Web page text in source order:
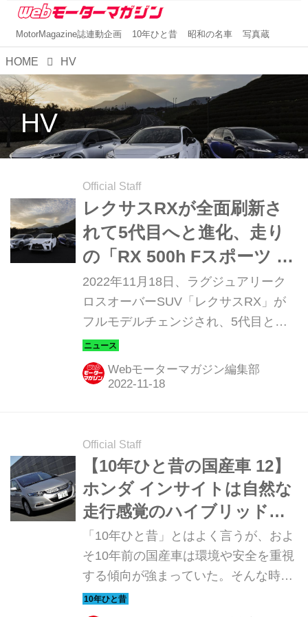
MotorMagazine誌連動企画 10年ひと昔 昭和の名車 写真蔵
HOME HV
HV
Official Staff
レクサスRXが全面刷新さ
れて5代目へと進化、走り
の「RX 500h Fスポーツ パ
フォーマンス」も登場
2022年11月18日、ラグジュアリーク
ロスオーバーSUV「レクサスRX」が
フルモデルチェンジされ、5代目とし
て登場した。レクサスを代表するグロ
ーバルコアモデルはどのように進化し
たのだろうか。
Webモーターマガジン編集部
Official Staff
【10年ひと昔の国産車 12】
ホンダ インサイトは自然な
走行感覚のハイブリッド車
として魅力に溢れていた
「10年ひと昔」とはよく言うが、およ
そ10年前の国産車は環境や安全を重視
する傾向が強まっていた。そんな時代
のニューモデル試乗記を当時の記事と